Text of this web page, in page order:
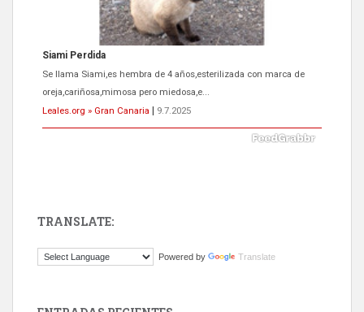
Siami Perdida
Se llama Siami,es hembra de 4 años,esterilizada con marca de
oreja,cariñosa,mimosa pero miedosa,e...
Leales.org » Gran Canaria
9.7.2025
El ayuntamiento se va a llevar a Los Gatos callejeros de la zona los
TRANSLATE:
Powered by Translate